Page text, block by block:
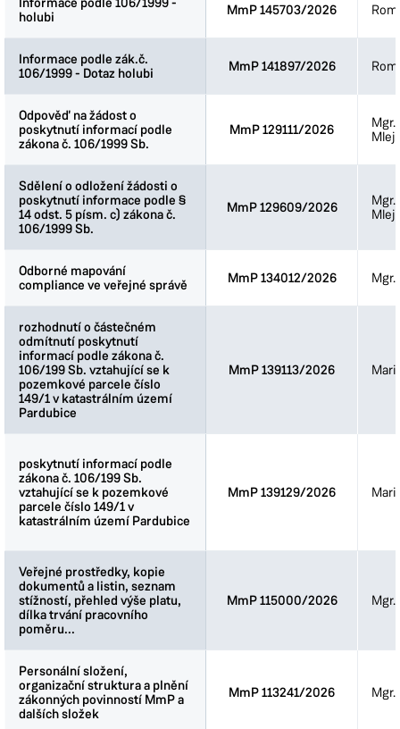
holubi
MmP 145703/2026
Informace podle zák.č.
106/1999 - Dotaz holubi
MmP 141897/2026
Odpověď na žádost o
poskytnutí informací podle
zákona č. 106/1999 Sb.
MmP 129111/2026
Mgr.
Sdělení o odložení žádosti o
poskytnutí informace podle §
14 odst. 5 písm. c) zákona č.
106/1999 Sb.
MmP 129609/2026
Mgr.
Odborné mapování
compliance ve veřejné správě
MmP 134012/2026 Mgr.
rozhodnutí o částečném
odmítnutí poskytnutí
informací podle zákona č.
106/199 Sb. vztahující se k
pozemkové parcele číslo
149/1 v katastrálním území
Pardubice
MmP 139113/2026
poskytnutí informací podle
zákona č. 106/199 Sb.
vztahující se k pozemkové
parcele číslo 149/1 v
katastrálním území Pardubice
MmP 139129/2026
Veřejné prostředky, kopie
dokumentů a listin, seznam
stížností, přehled výše platu,
dílka trvání pracovního
poměru...
MmP 115000/2026 Mgr.
Personální složení,
organizační struktura a plnění
zákonných povinností MmP a
dalších složek
MmP 113241/2026 Mgr.
holubi
Informace podle zák.č.
106/1999 - Dotaz holubi
Odpověď na žádost o
poskytnutí informací podle
zákona č. 106/1999 Sb.
Sdělení o odložení žádosti o
poskytnutí informace podle §
14 odst. 5 písm. c) zákona č.
106/1999 Sb.
Odborné mapování
compliance ve veřejné správě
rozhodnutí o částečném
odmítnutí poskytnutí
informací podle zákona č.
106/199 Sb. vztahující se k
pozemkové parcele číslo
149/1 v katastrálním území
Pardubice
poskytnutí informací podle
zákona č. 106/199 Sb.
vztahující se k pozemkové
parcele číslo 149/1 v
katastrálním území Pardubice
Veřejné prostředky, kopie
dokumentů a listin, seznam
stížností, přehled výše platu,
dílka trvání pracovního
poměru...
Personální složení,
organizační struktura a plnění
zákonných povinností MmP a
dalších složek